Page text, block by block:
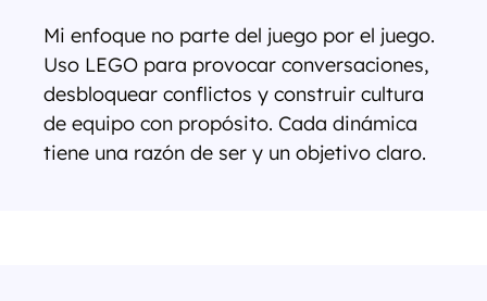
Mi enfoque no parte del juego por el juego.
Uso LEGO para provocar conversaciones,
desbloquear conflictos y construir cultura
de equipo con propósito. Cada dinámica
tiene una razón de ser y un objetivo claro.